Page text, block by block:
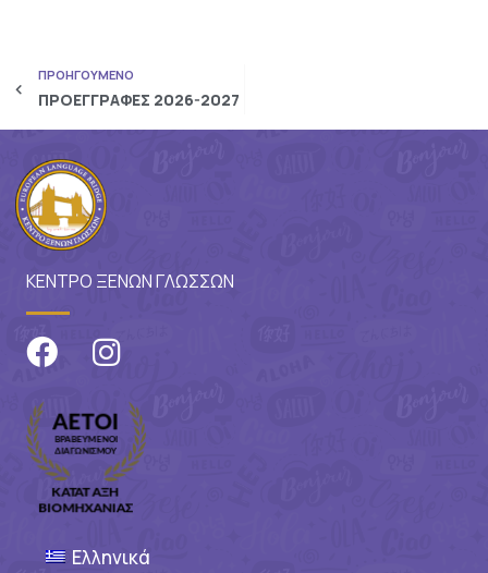
ΠΡΟΗΓΟΥΜΕΝΟ
ΠΡΟΕΓΓΡΑΦΕΣ 2026-2027
ΚΕΝΤΡΟ ΞΕΝΩΝ ΓΛΩΣΣΩΝ
Ελληνικά